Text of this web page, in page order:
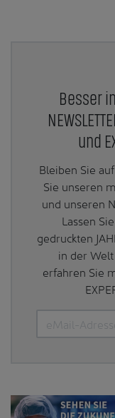
Besser
und
Bleiben Sie
Sie unseren
und unseren
Lassen
gedruckten
in der
erfahren Sie